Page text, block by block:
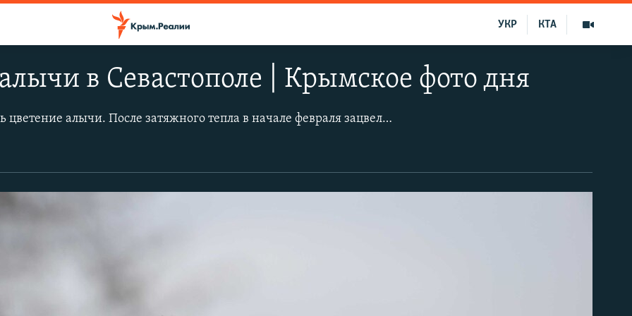
КТА
УКР
в Севастополе | Крымское фото дня
В Севастополе началось цветение алычи. После затяжного тепла в начале февраля зацвели деревья и кустарники, стали распускаться цветы на клумбах.